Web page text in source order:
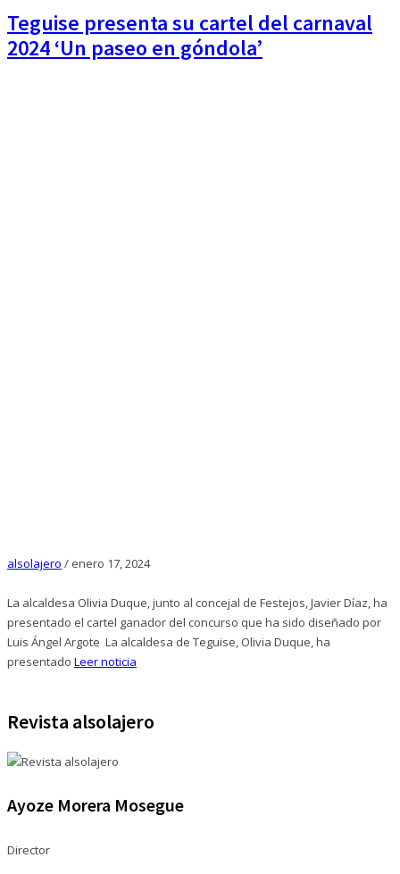
Teguise presenta su cartel del carnaval
2024 ‘Un paseo en góndola’
alsolajero / enero 17, 2024
La alcaldesa Olivia Duque, junto al concejal de Festejos, Javier Díaz, ha
presentado el cartel ganador del concurso que ha sido diseñado por
Luis Ángel Argote La alcaldesa de Teguise, Olivia Duque, ha
presentado Leer noticia
Revista alsolajero
Ayoze Morera Mosegue
Director